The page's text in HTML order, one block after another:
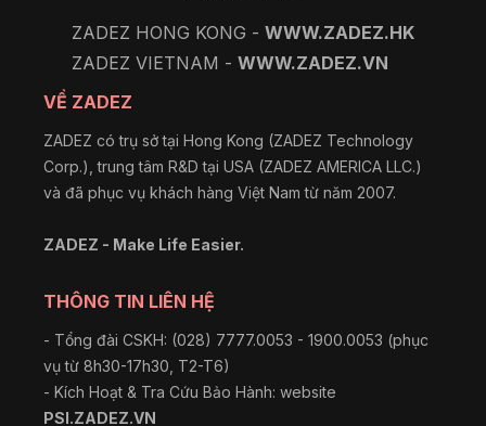
ZADEZ HONG KONG - WWW.ZADEZ.HK
ZADEZ VIETNAM - WWW.ZADEZ.VN
VỀ ZADEZ
ZADEZ có trụ sở tại Hong Kong (ZADEZ Technology
Corp.), trung tâm R&D tại USA (ZADEZ AMERICA LLC.)
và đã phục vụ khách hàng Việt Nam từ năm 2007.
ZADEZ - Make Life Easier.
THÔNG TIN LIÊN HỆ
- Tổng đài CSKH: (028) 7777.0053 - 1900.0053 (phục
vụ từ 8h30-17h30, T2-T6)
- Kích Hoạt & Tra Cứu Bảo Hành: website
PSI.ZADEZ.VN